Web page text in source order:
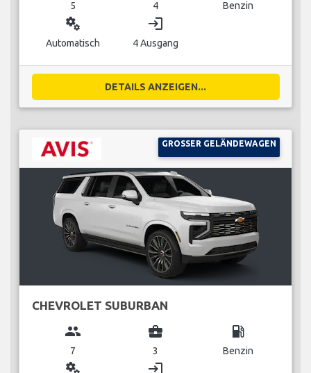
5 4 Benzin
miscellaneous_services
Automatisch
login
4 Ausgang
DETAILS ANZEIGEN...
GROSSER GELÄNDEWAGEN
CHEVROLET SUBURBAN
group
7
business_center
3
local_gas_station
Benzin
miscellaneous_services login